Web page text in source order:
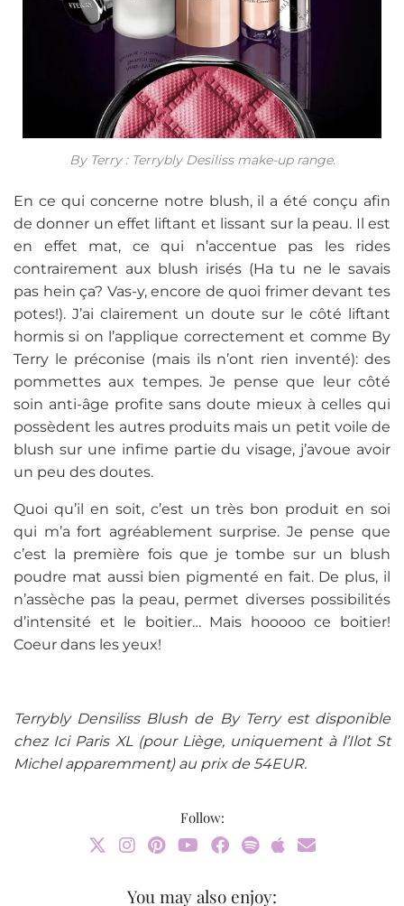
By Terry : Terrybly Desiliss make-up range.
En ce qui concerne notre blush, il a été conçu afin
de donner un effet liftant et lissant sur la peau. Il est
en effet mat, ce qui n’accentue pas les rides
contrairement aux blush irisés (Ha tu ne le savais
pas hein ça? Vas-y, encore de quoi frimer devant tes
potes!). J’ai clairement un doute sur le côté liftant
hormis si on l’applique correctement et comme By
Terry le préconise (mais ils n’ont rien inventé): des
pommettes aux tempes. Je pense que leur côté
soin anti-âge profite sans doute mieux à celles qui
possèdent les autres produits mais un petit voile de
blush sur une infime partie du visage, j’avoue avoir
un peu des doutes.
Quoi qu’il en soit, c’est un très bon produit en soi
qui m’a fort agréablement surprise. Je pense que
c’est la première fois que je tombe sur un blush
poudre mat aussi bien pigmenté en fait. De plus, il
n’assèche pas la peau, permet diverses possibilités
d’intensité et le boitier… Mais hooooo ce boitier!
Coeur dans les yeux!
Terrybly Densiliss Blush de By Terry est disponible
chez Ici Paris XL (pour Liège, uniquement à l’Ilot St
Michel apparemment) au prix de 54EUR.
Follow:
You may also enjoy: